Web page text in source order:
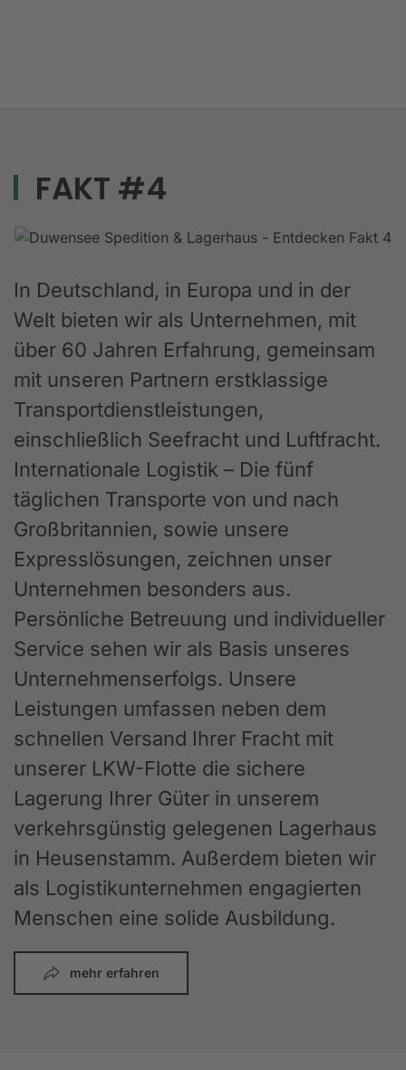
FAKT #4
In Deutschland, in Europa und in der
Welt bieten wir als Unternehmen, mit
über 60 Jahren Erfahrung, gemeinsam
mit unseren Partnern erstklassige
Transportdienstleistungen,
einschließlich Seefracht und Luftfracht.
Internationale Logistik – Die fünf
täglichen Transporte von und nach
Großbritannien, sowie unsere
Expresslösungen, zeichnen unser
Unternehmen besonders aus.
Persönliche Betreuung und individueller
Service sehen wir als Basis unseres
Unternehmenserfolgs. Unsere
Leistungen umfassen neben dem
schnellen Versand Ihrer Fracht mit
unserer LKW-Flotte die sichere
Lagerung Ihrer Güter in unserem
verkehrsgünstig gelegenen Lagerhaus
in Heusenstamm. Außerdem bieten wir
als Logistikunternehmen engagierten
Menschen eine solide Ausbildung.
mehr erfahren